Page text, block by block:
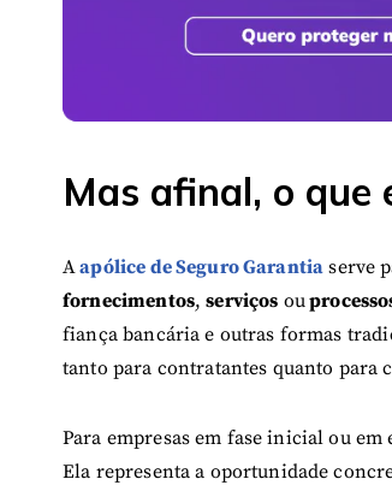
Mas afinal, o que
Aapólice de Seguro Garantia serve
fornecimentos,serviços ou
fiança bancária e outras formas
tanto para contratantes quanto para
Para empresas em fase inicial ou
Ela representa a oportunidade